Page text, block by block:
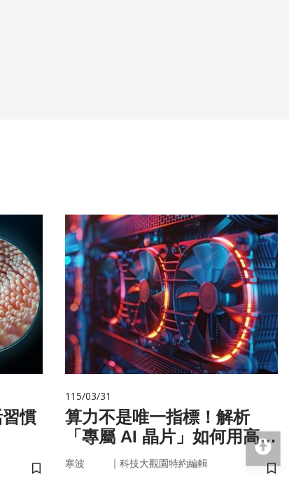
儲存書籤
115/03/31
算力不是唯一指標！解析
「專屬 AI 晶片」如何用高效
率驅動未來
寒波 ｜ 科技大觀園特約編輯
儲
回